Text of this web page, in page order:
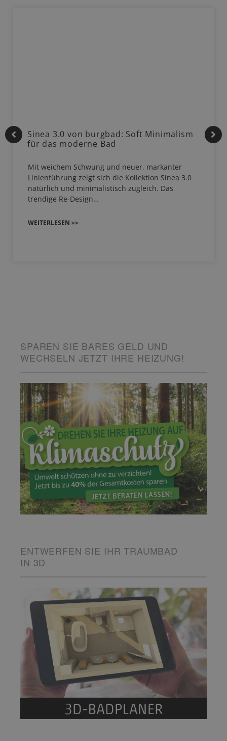
Sinea 3.0 von burgbad: Soft Minimalism
für das moderne Bad
Mit weichem Schwung und neuer, markanter
Linienführung zeigt sich die Kollektion Sinea 3.0
natürlich und minimalistisch zugleich. Das
trendige Re-Design…
WEITERLESEN >>
SPAREN SIE BARES GELD UND
WECHSELN JETZT IHRE HEIZUNG!
ENTWERFEN SIE IHR TRAUMBAD
IN 3D